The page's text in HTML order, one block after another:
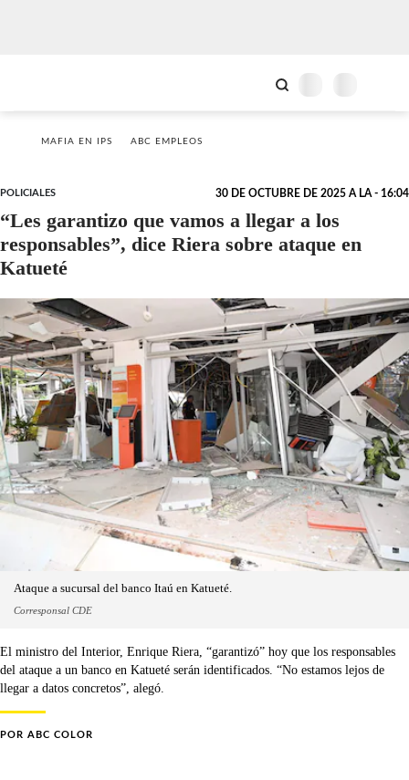
MAFIA EN IPS ABC EMPLEOS
POLICIALES 30 DE OCTUBRE DE 2025 A LA - 16:04
“Les garantizo que vamos a llegar a los
responsables”, dice Riera sobre ataque en
Katueté
Ataque a sucursal del banco Itaú en Katueté.
Corresponsal CDE
El ministro del Interior, Enrique Riera, “garantizó” hoy que los responsables
del ataque a un banco en Katueté serán identificados. “No estamos lejos de
llegar a datos concretos”, alegó.
POR ABC COLOR